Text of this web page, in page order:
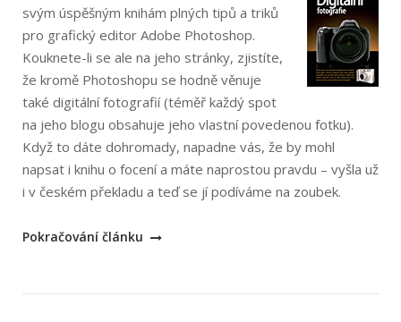
svým úspěšným knihám plných tipů a triků
pro grafický editor Adobe Photoshop.
Kouknete-li se ale na jeho stránky, zjistíte,
že kromě Photoshopu se hodně věnuje
také digitální fotografií (téměř každý spot
na jeho blogu obsahuje jeho vlastní povedenou fotku).
Když to dáte dohromady, napadne vás, že by mohl
napsat i knihu o focení a máte naprostou pravdu – vyšla už
i v českém překladu a teď se jí podíváme na zoubek.
„Scott
Pokračování článku